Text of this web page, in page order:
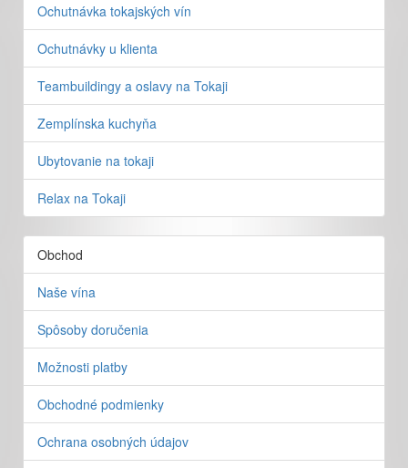
Ochutnávka tokajských vín
Ochutnávky u klienta
Teambuildingy a oslavy na Tokaji
Zemplínska kuchyňa
Ubytovanie na tokaji
Relax na Tokaji
Obchod
Naše vína
Spôsoby doručenia
Možnosti platby
Obchodné podmienky
Ochrana osobných údajov